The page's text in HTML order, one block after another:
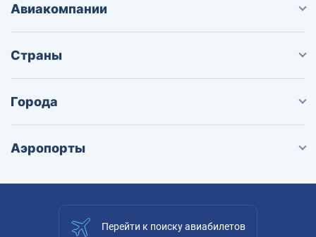
Авиакомпании
Страны
Города
Аэропорты
Перейти к поиску авиабилетов